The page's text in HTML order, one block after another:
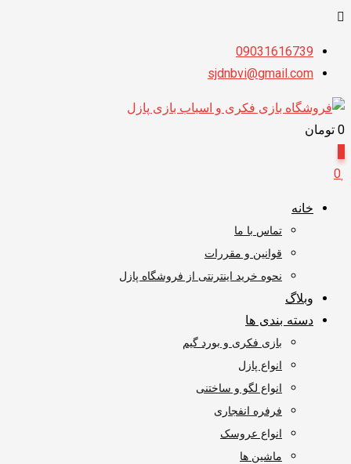
پرش
محتوا
09031616739
sjdnbvi@gmail.com
0 تومان
0
خانه
تماس با ما
قوانین و مقررات
نحوه خرید اینترنتی از فروشگاه پازل
وبلاگ
دسته بندی ها
بازی فکری و بورد گیم
انواع پازل
انواع لگو و ساختنی
فرفره انفجاری
انواع عروسک
ماشین ها